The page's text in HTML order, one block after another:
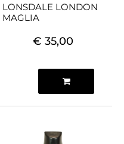
LONSDALE LONDON
MAGLIA
€ 35,00